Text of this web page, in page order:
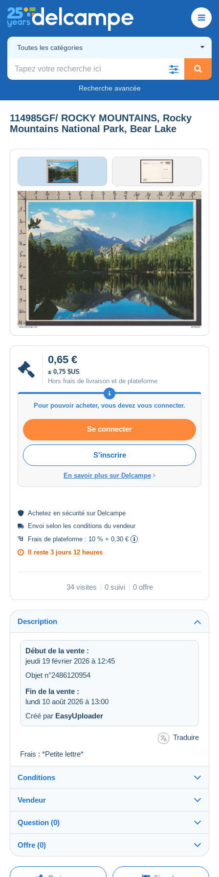
Toutes les catégories
Recherche avancée
114985GF/ ROCKY MOUNTAINS, Rocky
Mountains National Park, Bear Lake
0,65 €
± 0,75 $US
Hors frais de livraison et de plateforme
Pour pouvoir acheter, vous devez vous connecter.
Se connecter
S'inscrire
En savoir plus sur Delcampe
Achetez en sécurité sur Delcampe
Envoi selon les conditions du vendeur
Frais de plateforme : 10 % + 0,30 €
Il reste 3 jours 12 heures
34 visites 0 suivi 0 offre
Description
Début de la vente :
jeudi 19 février 2026 à 12:45
Objet n°2486120954
Fin de la vente :
lundi 10 août 2026 à 13:00
Créé par EasyUploader
Traduire
Frais : *Petite lettre*
Conditions
Destination :
Voir la liste des pays
Expédition :
Envoi après paiement
A charge de l'acheteur
Vendeur
jackies62100%(46951x)
Boutique
Question (0)
Pour poser une question, vous devez ouvrir
Offre (0)
La vente sera prolongée d'une minute si une offre est